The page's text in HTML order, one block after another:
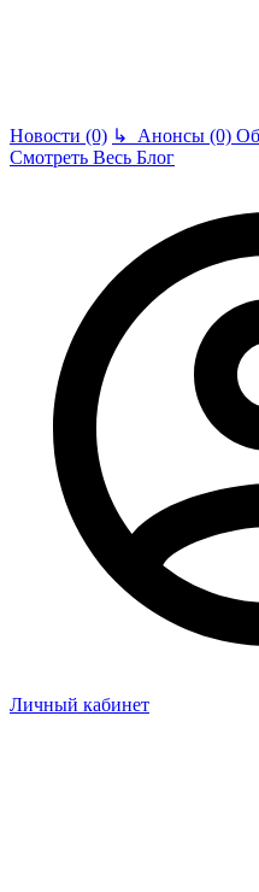
Новости (0) ↳ Анонсы (0)
Смотреть Весь Блог
Личный кабинет